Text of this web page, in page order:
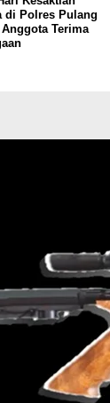
di Polres Pulang
Anggota Terima